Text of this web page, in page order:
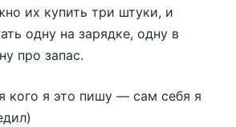
их купить три штуки, и
одну на зарядке, одну в
про запас.
кого я это пишу — сам себя я